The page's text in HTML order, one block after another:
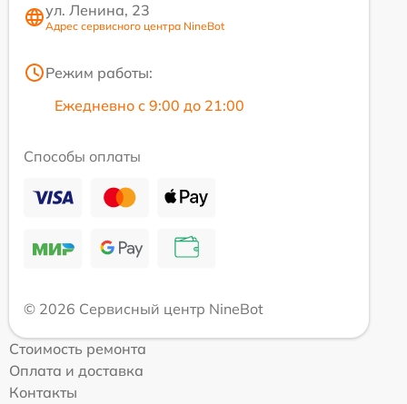
ул. Ленина, 23
Адрес сервисного центра NineBot
Режим работы:
Ежедневно с 9:00 до 21:00
Способы оплаты
© 2026 Сервисный центр NineBot
Стоимость ремонта
Оплата и доставка
Контакты